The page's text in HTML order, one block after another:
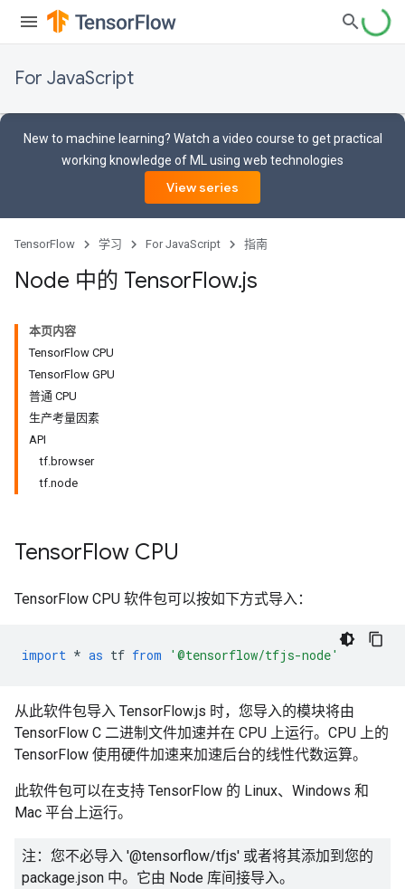
For JavaScript
New to machine learning? Watch a video course to get practical
working knowledge of ML using web technologies
View series
TensorFlow 学习 For JavaScript 指南
Node 中的 TensorFlow.js
本页内容
TensorFlow CPU
TensorFlow GPU
普通 CPU
生产考量因素
API
tf.browser
tf.node
TensorFlow CPU
TensorFlow CPU 软件包可以按如下方式导入：
import * as tf from '@tensorflow/tfjs-node'
从此软件包导入 TensorFlow.js 时，您导入的模块将由
TensorFlow C 二进制文件加速并在 CPU 上运行。CPU 上的
TensorFlow 使用硬件加速来加速后台的线性代数运算。
此软件包可以在支持 TensorFlow 的 Linux、Windows 和
Mac 平台上运行。
注：您不必导入 '@tensorflow/tfjs' 或者将其添加到您的
package.json 中。它由 Node 库间接导入。